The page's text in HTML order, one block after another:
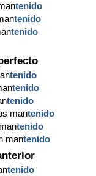
tenido
tenido
tenido
tenido
tenido
tenido
mantenido
tenido
mantenido
tenido